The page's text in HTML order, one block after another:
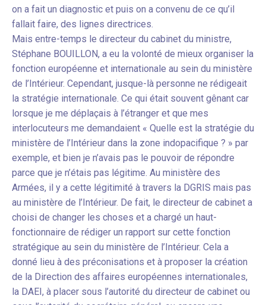
on a fait un diagnostic et puis on a convenu de ce qu’il
fallait faire, des lignes directrices.
Mais entre-temps le directeur du cabinet du ministre,
Stéphane BOUILLON, a eu la volonté de mieux organiser la
fonction européenne et internationale au sein du ministère
de l’Intérieur. Cependant, jusque-là personne ne rédigeait
la stratégie internationale. Ce qui était souvent gênant car
lorsque je me déplaçais à l’étranger et que mes
interlocuteurs me demandaient « Quelle est la stratégie du
ministère de l’Intérieur dans la zone indopacifique ? » par
exemple, et bien je n’avais pas le pouvoir de répondre
parce que je n’étais pas légitime. Au ministère des
Armées, il y a cette légitimité à travers la DGRIS mais pas
au ministère de l’Intérieur. De fait, le directeur de cabinet a
choisi de changer les choses et a chargé un haut-
fonctionnaire de rédiger un rapport sur cette fonction
stratégique au sein du ministère de l’Intérieur. Cela a
donné lieu à des préconisations et à proposer la création
de la Direction des affaires européennes internationales,
la DAEI, à placer sous l’autorité du directeur de cabinet ou